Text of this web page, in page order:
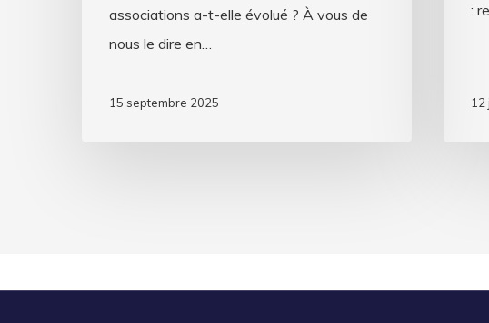
associations a-t-elle évolué ? À vous de
nous le dire en…
15 septembre 2025
:
12